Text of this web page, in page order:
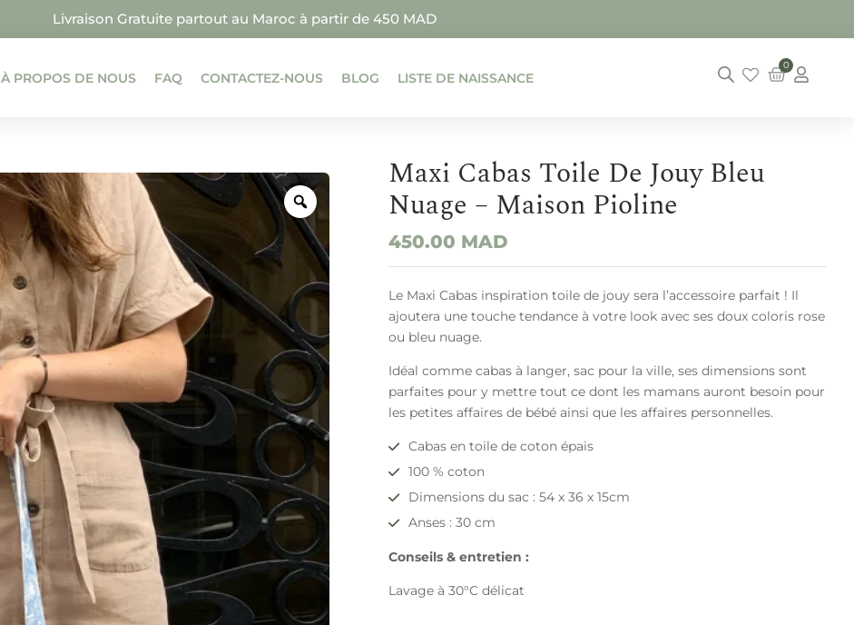
Livraison Gratuite partout au Maroc à partir de 450 MAD
À PROPOS DE NOUS FAQ CONTACTEZ-NOUS BLOG LISTE DE NAISSANCE
0
Maxi Cabas Toile De Jouy Bleu
Nuage – Maison Pioline
450.00 MAD
Le Maxi Cabas inspiration toile de jouy sera l’accessoire parfait ! Il
ajoutera une touche tendance à votre look avec ses doux coloris rose
ou bleu nuage.
Idéal comme cabas à langer, sac pour la ville, ses dimensions sont
parfaites pour y mettre tout ce dont les mamans auront besoin pour
les petites affaires de bébé ainsi que les affaires personnelles.
Cabas en toile de coton épais
100 % coton
Dimensions du sac : 54 x 36 x 15cm
Anses : 30 cm
Conseils & entretien :
Lavage à 30°C délicat